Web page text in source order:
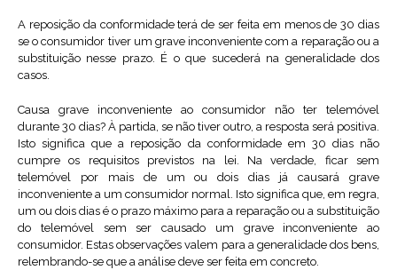
A reposição da conformidade terá de ser feita em menos de 30 dias
se o consumidor tiver um grave inconveniente com a reparação ou a
substituição nesse prazo. É o que sucederá na generalidade dos
casos.
Causa grave inconveniente ao consumidor não ter telemóvel
durante 30 dias? À partida, se não tiver outro, a resposta será positiva.
Isto significa que a reposição da conformidade em 30 dias não
cumpre os requisitos previstos na lei. Na verdade, ficar sem
telemóvel por mais de um ou dois dias já causará grave
inconveniente a um consumidor normal. Isto significa que, em regra,
um ou dois dias é o prazo máximo para a reparação ou a substituição
do telemóvel sem ser causado um grave inconveniente ao
consumidor. Estas observações valem para a generalidade dos bens,
relembrando-se que a análise deve ser feita em concreto.